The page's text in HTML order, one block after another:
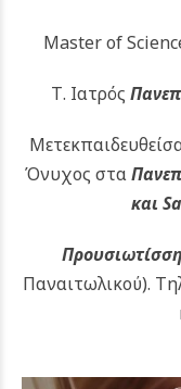
Master of
Τ. Ιατρός
Όνυχος στα
και
Παναιτωλικού).